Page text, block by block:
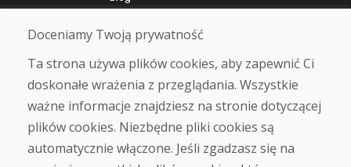
O nas
Sklep
Kontakt
Zakup
Sklep internetowy
Warunki handlowe
Transport
Zapłata
Doceniamy Twoją prywatność
Ta strona używa plików cookies, aby zapewnić Ci
doskonałe wrażenia z przeglądania. Wszystkie
ważne informacje znajdziesz na stronie dotyczącej
plików cookies. Niezbędne pliki cookies są
automatycznie włączone. Jeśli zgadzasz się na